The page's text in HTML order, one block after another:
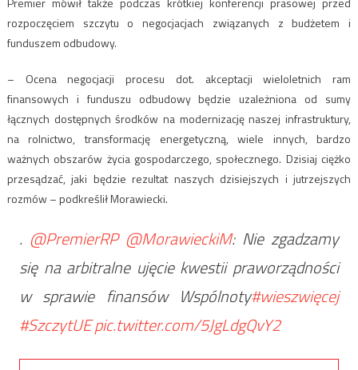
rozpoczęciem szczytu o negocjacjach związanych z budżetem i
funduszem odbudowy.
– Ocena negocjacji procesu dot. akceptacji wieloletnich ram
finansowych i funduszu odbudowy będzie uzależniona od sumy
łącznych dostępnych środków na modernizację naszej infrastruktury,
na rolnictwo, transformację energetyczną, wiele innych, bardzo
ważnych obszarów życia gospodarczego, społecznego. Dzisiaj ciężko
przesądzać, jaki będzie rezultat naszych dzisiejszych i jutrzejszych
rozmów – podkreślił Morawiecki.
. @PremierRP @MorawieckiM: Nie zgadzamy
się na arbitralne ujęcie kwestii praworządności
w sprawie finansów Wspólnoty#wieszwięcej
#SzczytUEpic.twitter.com/5JgLdgQvY2